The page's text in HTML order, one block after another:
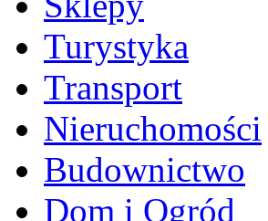
Turystyka
Transport
Nieruchomości
Budownictwo
Dom i Ogród